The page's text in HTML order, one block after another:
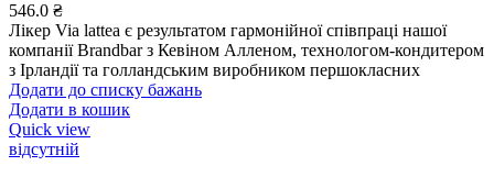
546.0 ₴
Лікер Via lattea є результатом гармонійної співпраці нашої
компанії Brandbar з Кевіном Алленом, технологом-кондитером
з Ірландії та голландським виробником першокласних
Додати до списку бажань
Додати в кошик
Quick view
відсутній